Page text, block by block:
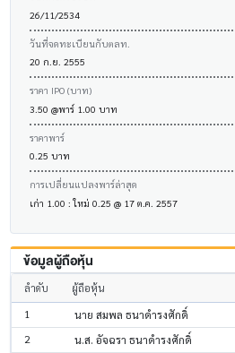
26/11/2534
วันที่จดทะเบียนกับตลท.
20 ก.ย. 2555
ราคา IPO (บาท)
3.50 @พาร์ 1.00 บาท
ราคาพาร์
0.25 บาท
การเปลี่ยนแปลงพาร์ล่าสุด
เก่า 1.00 : ใหม่ 0.25 @ 17 ต.ค. 2557
ข้อมูลผู้ถือหุ้น
ลำดับ ผู้ถือหุ้น
1 นาย สมพล ธนาดำรงศักดิ์
2 น.ส. อัจฉรา ธนาดำรงศักดิ์